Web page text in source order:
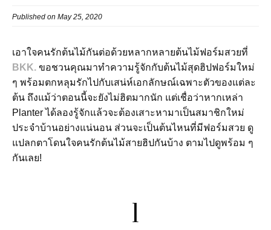
Published on May 25, 2020
เอาใจคนรักต้นไม้กันต่อด้วยหลากหลายต้นไม้ฟอร์มสวยที่
BKK. ขอชวนคุณมาทำความรู้จักกับต้นไม้สุดฮิปฟอร์มใหม่
ๆ พร้อมตกหลุมรักไปกับเสน่ห์เอกลักษณ์เฉพาะตัวของแต่ละ
ต้น ถึงแม้ว่าตอนนี้จะยังไม่ฮิตมากนัก แต่เชื่อว่าหากเหล่า
Planter ได้ลองรู้จักแล้วจะต้องเสาะหามาเป็นสมาชิกใหม่
ประจำบ้านอย่างแน่นอน ส่วนจะเป็นต้นไหนที่มีฟอร์มสวย ดู
แปลกตาโดนใจคนรักต้นไม้สายฮิปกันบ้าง ตามไปดูพร้อม ๆ
กันเลย!
1